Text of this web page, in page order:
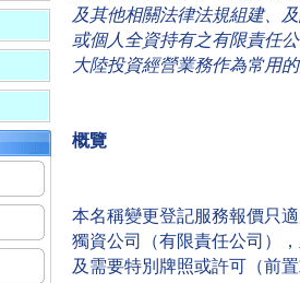
及其他相關法律法規組建、
或個人全資持有之有限責任
大陸投資經營業務作為常用
概覽
本名稱變更登記服務報價只
獨資公司（有限責任公司）
及需要特別牌照或許可（前